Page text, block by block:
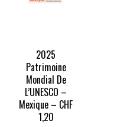
2025
Patrimoine
Mondial De
L’UNESCO –
Mexique – CHF
1,20